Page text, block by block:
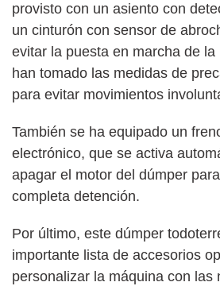
provisto con un asiento con
un cinturón con sensor de
evitar la puesta en marcha de
han tomado las medidas de
para evitar movimientos
También se ha equipado un
electrónico, que se activa
apagar el motor del dúmper
completa detención.
Por último, este dúmper
importante lista de accesorios
personalizar la máquina con las